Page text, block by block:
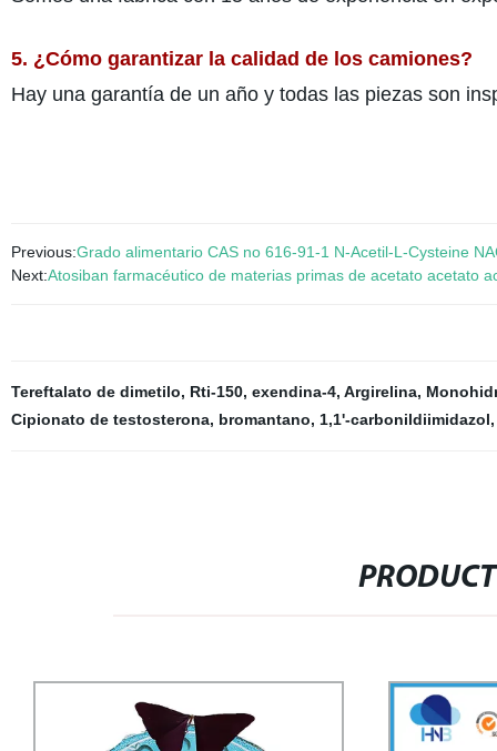
5. ¿Cómo garantizar la calidad de los camiones?
Hay una garantía de un año y todas las piezas son
Previous:Grado alimentario CAS no 616-91-1 N-Acetil-L-Cysteine
Next:Atosiban farmacéutico de materias primas de acetato acetato
Tereftalato de dimetilo, Rti-150, exendina-4, Argirelina,
Cipionato de testosterona, bromantano, 1,1'-carbonildiimidazol,